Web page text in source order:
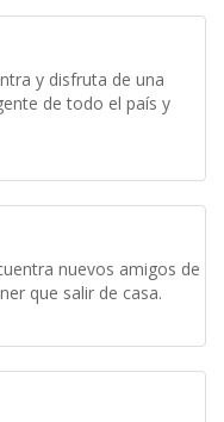
y disfruta de una
de todo el país y
nuevos amigos de
que salir de casa.